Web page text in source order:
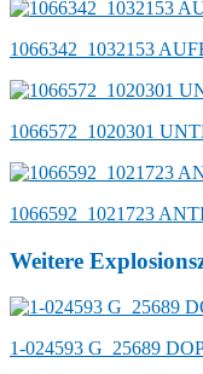
1066342_1032153
1066572_1020301
1066592_1021723
Weitere
1-024593 G_25689